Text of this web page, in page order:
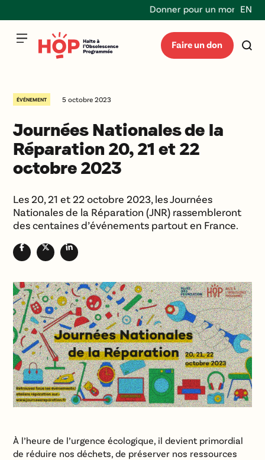
Donner pour un mondeEN
Faire un don
ÉVÉNEMENT 5 octobre 2023
Journées Nationales de la
Réparation 20, 21 et 22
octobre 2023
Les 20, 21 et 22 octobre 2023, les Journées
Nationales de la Réparation (JNR) rassembleront
des centaines d’événements partout en France.
À l’heure de l’urgence écologique, il devient primordial
de réduire nos déchets, de préserver nos ressources